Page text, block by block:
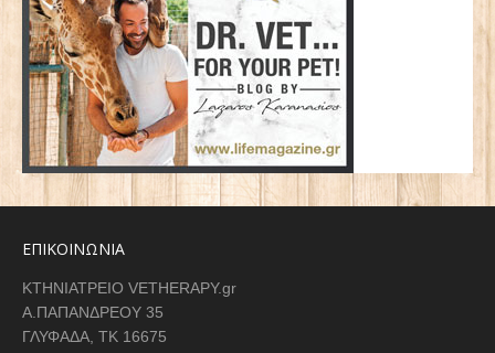
ΕΠΙΚΟΙΝΩΝΙΑ
ΚΤΗΝΙΑΤΡΕΙΟ VETHERAPY.gr
Α.ΠΑΠΑΝΔΡΕΟΥ 35
ΓΛΥΦΑΔΑ, ΤΚ 16675